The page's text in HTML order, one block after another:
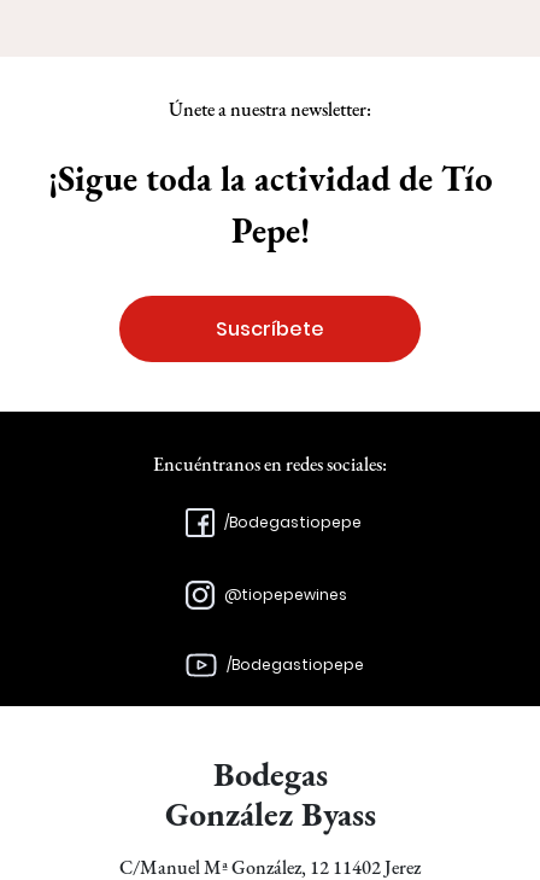
Únete a nuestra newsletter:
Suscríbete
¡Sigue toda la actividad de Tío
Pepe!
Encuéntranos en redes sociales:
/Bodegastiopepe
@tiopepewines
/Bodegastiopepe
Bodegas
González Byass
C/Manuel Mª González, 12 11402 Jerez